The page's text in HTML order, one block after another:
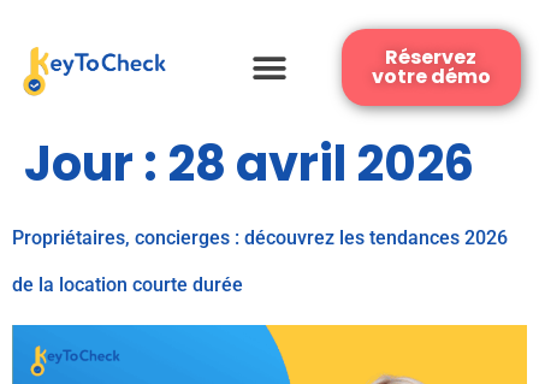
Réservez
votre démo
Jour : 28 avril 2026
Propriétaires, concierges : découvrez les tendances 2026
de la location courte durée